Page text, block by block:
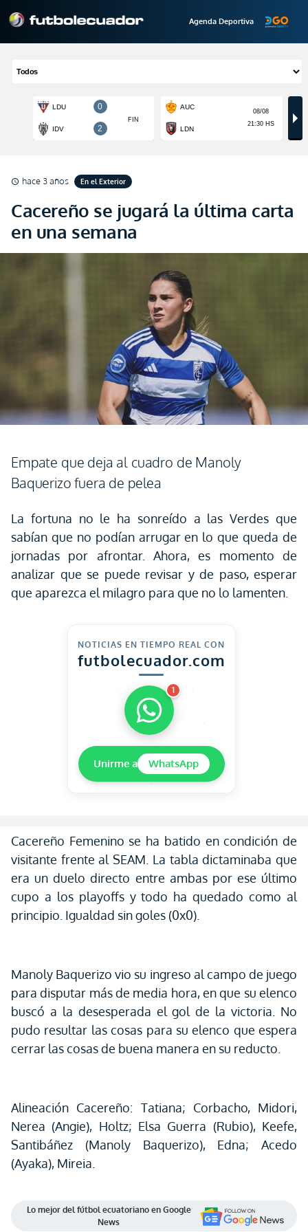
Agenda Deportiva
schedule hace 3 años En el Exterior
Cacereño se jugará la última carta
en una semana
Empate que deja al cuadro de Manoly
Baquerizo fuera de pelea
La fortuna no le ha sonreído a las Verdes que
sabían que no podían arrugar en lo que queda de
jornadas por afrontar. Ahora, es momento de
analizar que se puede revisar y de paso, esperar
que aparezca el milagro para que no lo lamenten.
NOTICIAS EN TIEMPO REAL CON
futbolecuador.com
1
Unirme a WhatsApp
Cacereño Femenino se ha batido en condición de
visitante frente al SEAM. La tabla dictaminaba que
era un duelo directo entre ambas por ese último
cupo a los playoffs y todo ha quedado como al
principio. Igualdad sin goles (0x0).
Manoly Baquerizo vio su ingreso al campo de juego
para disputar más de media hora, en que su elenco
buscó a la desesperada el gol de la victoria. No
pudo resultar las cosas para su elenco que espera
cerrar las cosas de buena manera en su reducto.
Alineación Cacereño: Tatiana; Corbacho, Midori,
Nerea (Angie), Holtz; Elsa Guerra (Rubio), Keefe,
Santibáñez (Manoly Baquerizo), Edna; Acedo
(Ayaka), Mireia.
Lo mejor del fútbol ecuatoriano en Google
News